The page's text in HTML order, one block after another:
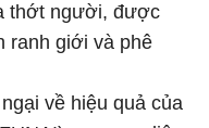
thớt người, được
ranh giới và phê
về hiệu quả của